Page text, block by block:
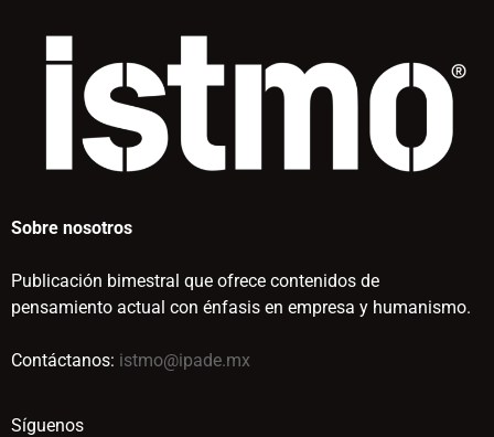
Sobre nosotros
Publicación bimestral que ofrece contenidos de
pensamiento actual con énfasis en empresa y humanismo.
Contáctanos: istmo@ipade.mx
Síguenos